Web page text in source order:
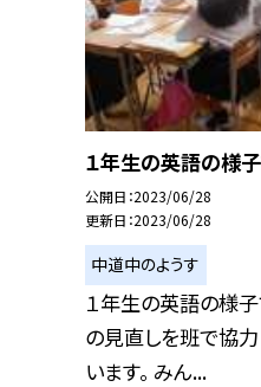
１年生の英語の様
公開日 2023/06/28
更新日 2023/06/28
中道中のようす
１年生の英語の様子
の見直しを班で協
います。 みん...